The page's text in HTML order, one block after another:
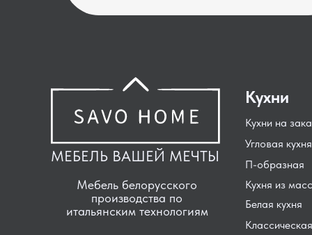
Мебель белорусского
производства по
итальянским технологиям
МЕБЕЛЬ ВАШЕЙ МЕЧТЫ
Кухня из
Угловая кухня
Кухни на
П-образная
Белая кухня
Кухни